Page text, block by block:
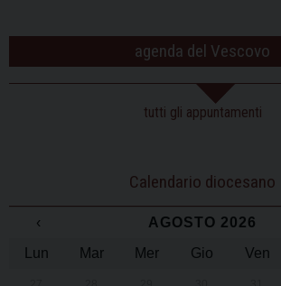
agenda del Vescovo
tutti gli appuntamenti
Calendario diocesano
‹ AGOSTO 2026
Lun
Mar Mer Gio Ven